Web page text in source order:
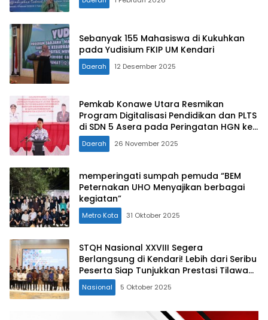
Sebanyak 155 Mahasiswa di Kukuhkan
pada Yudisium FKIP UM Kendari
Daerah 12 Desember 2025
Pemkab Konawe Utara Resmikan
Program Digitalisasi Pendidikan dan PLTS
di SDN 5 Asera pada Peringatan HGN ke-
80
Daerah 26 November 2025
memperingati sumpah pemuda “BEM
Peternakan UHO Menyajikan berbagai
kegiatan”
Metro Kota 31 Oktober 2025
STQH Nasional XXVIII Segera
Berlangsung di Kendari! Lebih dari Seribu
Peserta Siap Tunjukkan Prestasi Tilawah
dan Hafalan
Nasional 5 Oktober 2025